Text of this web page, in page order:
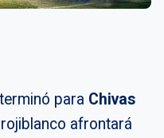
para Chivas
afrontará